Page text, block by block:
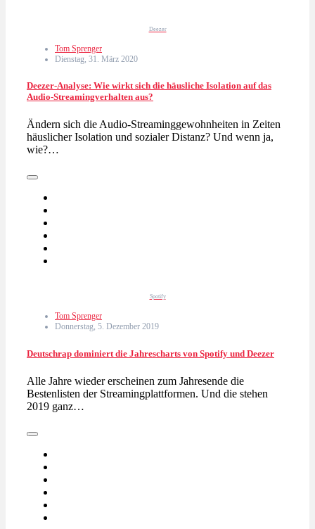
Deezer
Tom Sprenger
Dienstag, 31. März 2020
Deezer-Analyse: Wie wirkt sich die häusliche Isolation auf das
Audio-Streamingverhalten aus?
Ändern sich die Audio-Streaminggewohnheiten in Zeiten
häuslicher Isolation und sozialer Distanz? Und wenn ja,
wie?…
Spotify
Tom Sprenger
Donnerstag, 5. Dezember 2019
Deutschrap dominiert die Jahrescharts von Spotify und Deezer
Alle Jahre wieder erscheinen zum Jahresende die
Bestenlisten der Streamingplattformen. Und die stehen
2019 ganz…